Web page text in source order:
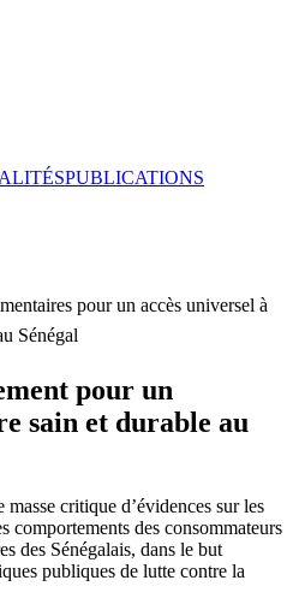
PUBLICATIONS
pour un accès universel à
Sénégal
pour un
sain et durable au
critique d’évidences sur les
comportements des consommateurs
des Sénégalais, dans le but
publiques de lutte contre la